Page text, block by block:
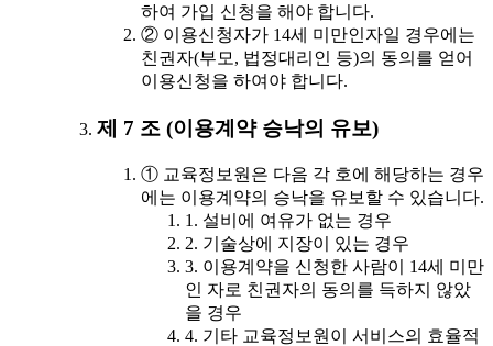
하여 가입 신청을 해야 합니다.
② 이용신청자가 14세 미만인자일 경우에는
친권자(부모, 법정대리인 등)의 동의를 얻어
이용신청을 하여야 합니다.
제 7 조 (이용계약 승낙의 유보)
① 교육정보원은 다음 각 호에 해당하는 경우
에는 이용계약의 승낙을 유보할 수 있습니다.
1. 설비에 여유가 없는 경우
2. 기술상에 지장이 있는 경우
3. 이용계약을 신청한 사람이 14세 미만
인 자로 친권자의 동의를 득하지 않았
을 경우
4. 기타 교육정보원이 서비스의 효율적